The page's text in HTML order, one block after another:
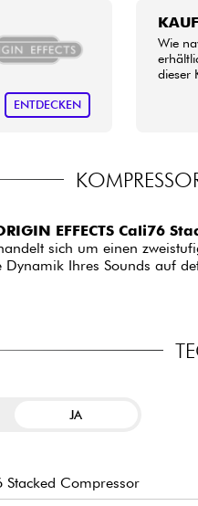
ENTDECKEN
Wie
dieser
EFFECTS Cali76
sich um einen
Ihres Sounds auf
JA
Stacked Compressor